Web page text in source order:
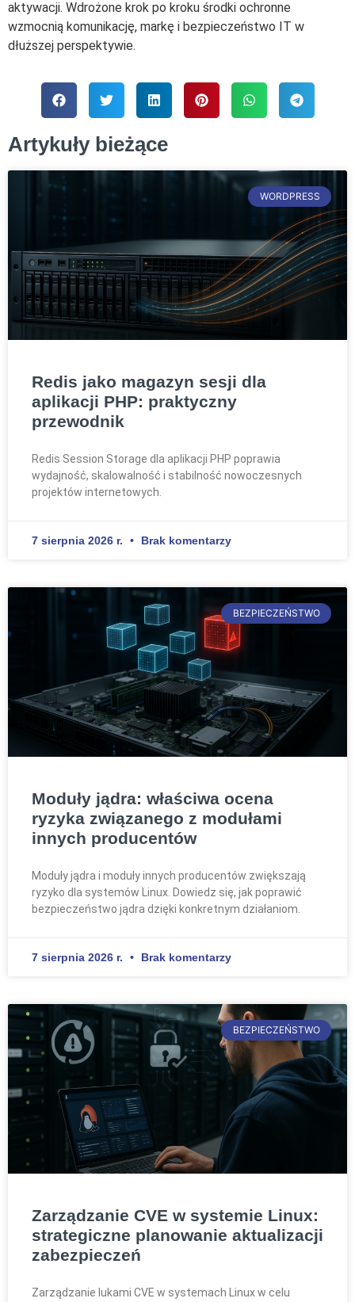
aktywacji. Wdrożone krok po kroku środki ochronne
wzmocnią komunikację, markę i bezpieczeństwo IT w
dłuższej perspektywie.
Artykuły bieżące
WORDPRESS
Redis jako magazyn sesji dla
aplikacji PHP: praktyczny
przewodnik
Redis Session Storage dla aplikacji PHP poprawia
wydajność, skalowalność i stabilność nowoczesnych
projektów internetowych.
7 sierpnia 2026 r. Brak komentarzy
BEZPIECZEŃSTWO
Moduły jądra: właściwa ocena
ryzyka związanego z modułami
innych producentów
Moduły jądra i moduły innych producentów zwiększają
ryzyko dla systemów Linux. Dowiedz się, jak poprawić
bezpieczeństwo jądra dzięki konkretnym działaniom.
7 sierpnia 2026 r. Brak komentarzy
BEZPIECZEŃSTWO
Zarządzanie CVE w systemie Linux:
strategiczne planowanie aktualizacji
zabezpieczeń
Zarządzanie lukami CVE w systemach Linux w celu